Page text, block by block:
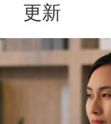
更新